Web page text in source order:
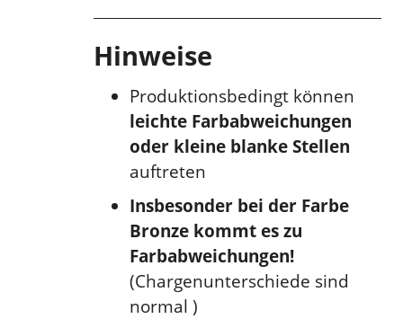
Hinweise
Produktionsbedingt können
leichte Farbabweichungen
oder kleine blanke Stellen
auftreten
Insbesonder bei der Farbe
Bronze kommt es zu
Farbabweichungen!
(Chargenunterschiede sind
normal )